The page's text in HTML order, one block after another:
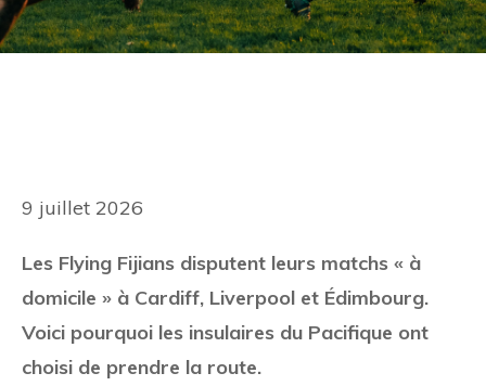
9 juillet 2026
Les Flying Fijians disputent leurs matchs « à
domicile » à Cardiff, Liverpool et Édimbourg.
Voici pourquoi les insulaires du Pacifique ont
choisi de prendre la route.